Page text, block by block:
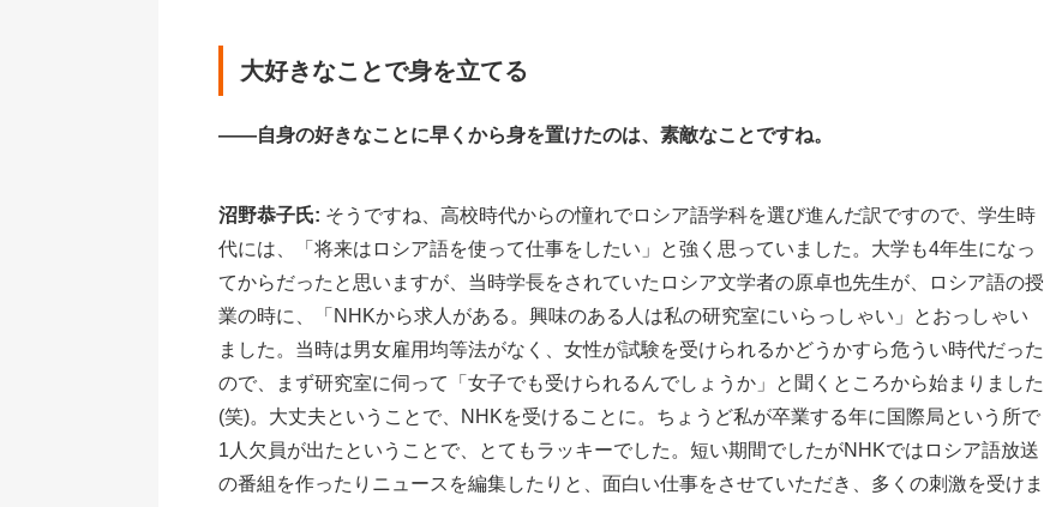
大好きなことで身を立てる
――自身の好きなことに早くから身を置けたのは、素敵なことですね。
沼野恭子氏: そうですね、高校時代からの憧れでロシア語学科を選び進んだ訳ですので、学生時
代には、「将来はロシア語を使って仕事をしたい」と強く思っていました。大学も4年生になっ
てからだったと思いますが、当時学長をされていたロシア文学者の原卓也先生が、ロシア語の授
業の時に、「NHKから求人がある。興味のある人は私の研究室にいらっしゃい」とおっしゃい
ました。当時は男女雇用均等法がなく、女性が試験を受けられるかどうかすら危うい時代だった
ので、まず研究室に伺って「女子でも受けられるんでしょうか」と聞くところから始まりました
(笑)。大丈夫ということで、NHKを受けることに。ちょうど私が卒業する年に国際局という所で
1人欠員が出たということで、とてもラッキーでした。短い期間でしたがNHKではロシア語放送
の番組を作ったりニュースを編集したりと、面白い仕事をさせていただき、多くの刺激を受けま